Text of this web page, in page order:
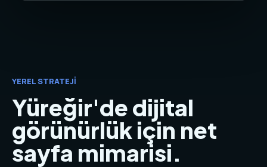
YEREL STRATEJI
Yüreğir'de dijital
görünürlük için net
sayfa mimarisi.